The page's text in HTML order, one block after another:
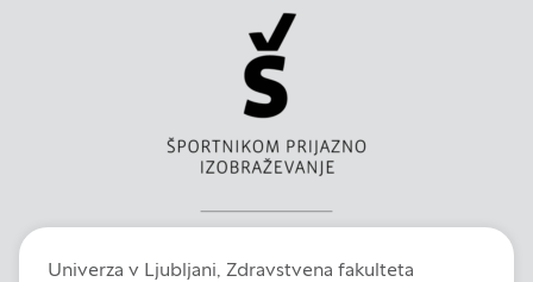
Univerza v Ljubljani, Zdravstvena fakulteta